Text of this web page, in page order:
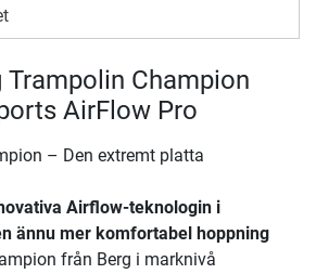
Trampolin Champion
AirFlow Pro
– Den extremt platta
Airflow-teknologin i
ännu mer komfortabel hoppning
från Berg i marknivå